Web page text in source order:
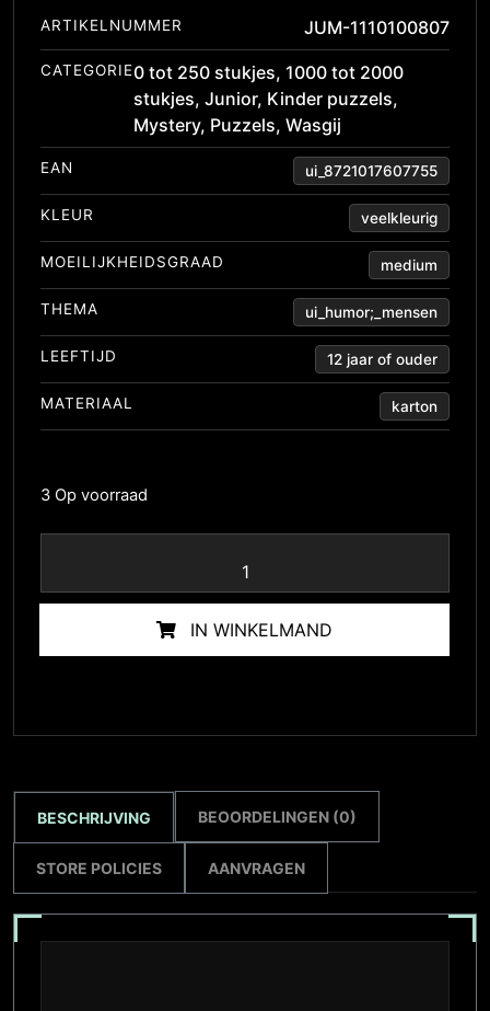
ARTIKELNUMMER JUM-1110100807
CATEGORIE0 tot 250 stukjes, 1000 tot 2000
stukjes, Junior, Kinder puzzels,
Mystery, Puzzels, Wasgij
EAN ui_8721017607755
KLEUR veelkleurig
MOEILIJKHEIDSGRAAD medium
THEMA ui_humor;_mensen
LEEFTIJD 12 jaar of ouder
MATERIAAL karton
3 Op voorraad
IN WINKELMAND
BESCHRIJVING BEOORDELINGEN (0)
STORE POLICIES AANVRAGEN